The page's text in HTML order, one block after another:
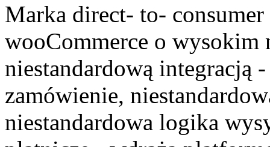
Marka direct- to-
wooCommerce o wysokim
niestandardową integracją
zamówienie,
niestandardowa logika